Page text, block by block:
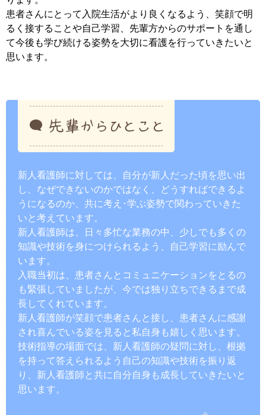
患者さんにとって入院生活がより良くなるよう、笑顔で明
るく接することや自己学習、先輩方からのサポートを通し
て今後も学び続ける姿勢を大切に看護を行っていきたいと
思います。
新人看護師に対しては、自分が新人だった頃を思い出
し、なぜできないのかではなく、どうすればできるよ
うになるのか、共に考え･学ぶ姿勢で関わっていきた
いと考えています。
新人看護師は、日々多忙な業務の中、少しでも多くの
知識や技術を身につけられるよう、自己学習に励んで
います。
入職当初は、患者さんとコミュニケーションをとるの
も緊張していましたが、今では独り立ちできるまで成
長してくれています。
新人看護師が笑顔で患者さんと接し、患者さんに感謝
され喜んでいる姿を見ると私自身も嬉しく思います。
技術指導の場面では、新人看護師の疑問に対し、根拠
を持って答えられるよう自己の知識や技術を振り返
り、新人看護師と共に自分自身も成長していきたいと
思います。